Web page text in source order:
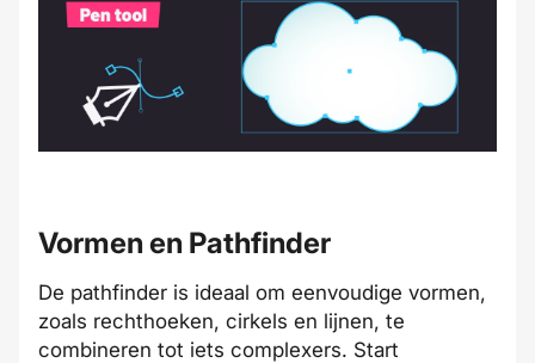
Vormen en Pathfinder
De pathfinder is ideaal om eenvoudige vormen,
zoals rechthoeken, cirkels en lijnen, te
combineren tot iets complexers. Start